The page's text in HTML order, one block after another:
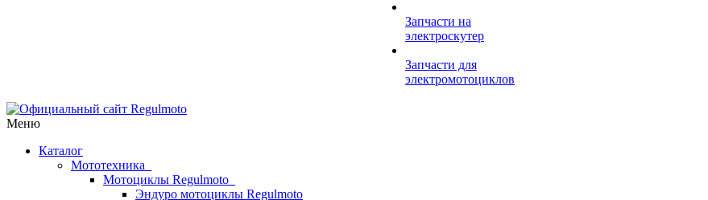
Запчасти на
электроскутер
Запчасти для
электромотоциклов
Меню
Каталог
Мототехника
Мотоциклы Regulmoto
Эндуро мотоциклы Regulmoto